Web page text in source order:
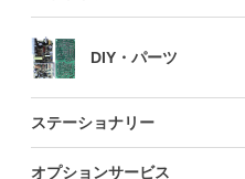
DIY・パーツ
ステーショナリー
オプションサービス